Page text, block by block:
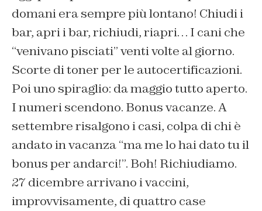
domani era sempre più lontano! Chiudi i
bar, apri i bar, richiudi, riapri… I cani che
“venivano pisciati” venti volte al giorno.
Scorte di toner per le autocertificazioni.
Poi uno spiraglio: da maggio tutto aperto.
I numeri scendono. Bonus vacanze. A
settembre risalgono i casi, colpa di chi è
andato in vacanza “ma me lo hai dato tu il
bonus per andarci!”. Boh! Richiudiamo.
27 dicembre arrivano i vaccini,
improvvisamente, di quattro case